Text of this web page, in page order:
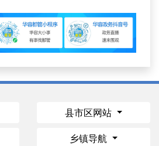
县市区网站
乡镇导航